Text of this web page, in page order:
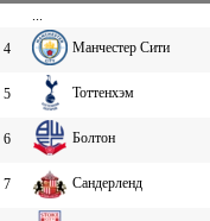
...
4
Манчестер Сити
5 Тоттенхэм
6 Болтон
7 Сандерленд